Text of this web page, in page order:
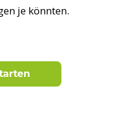
je könnten.